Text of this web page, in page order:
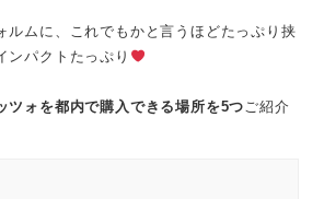
ルムに、これでもかと言うほどたっぷり挟
ンパクトたっぷり
ツォを都内で購入できる場所を5つご紹介